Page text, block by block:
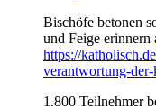
Bischöfe betonen
und Feige
https://
verantwortung-
1.800 Teilnehmer